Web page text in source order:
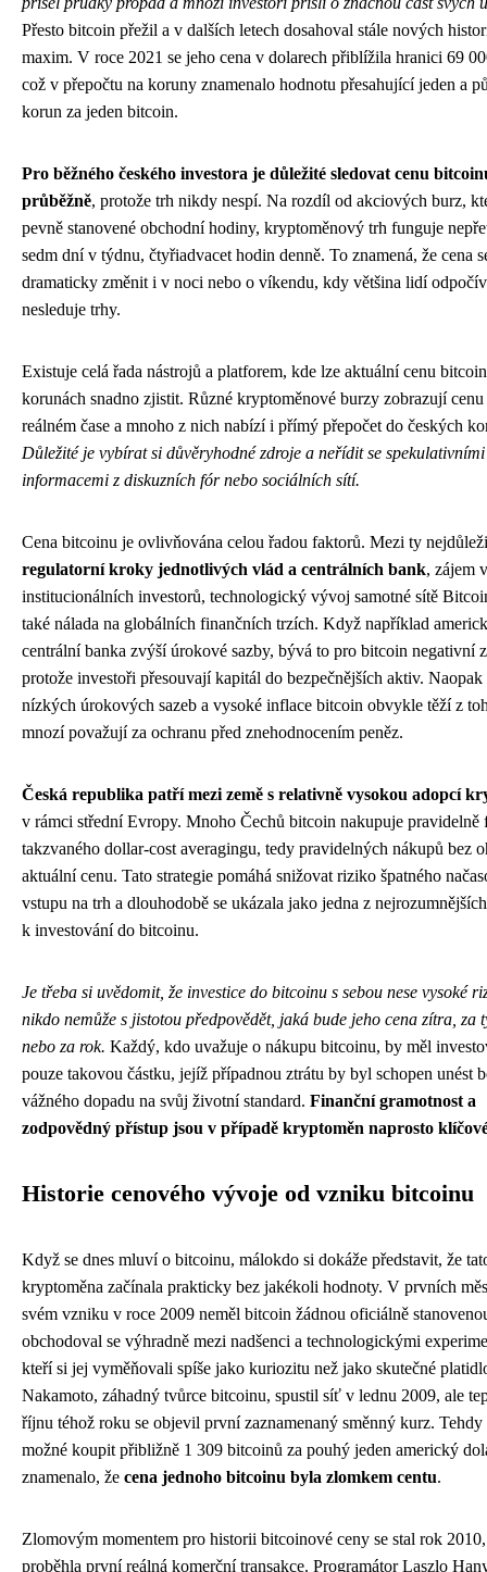
Přesto bitcoin přežil a v dalších letech dosahoval stále nových
maxim. V roce 2021 se jeho cena v dolarech přiblížila hranici 69
což v přepočtu na koruny znamenalo hodnotu přesahující jeden a
korun za jeden bitcoin.
Pro běžného českého investora je důležité sledovat cenu
průběžně, protože trh nikdy nespí. Na rozdíl od akciových burz,
pevně stanovené obchodní hodiny, kryptoměnový trh funguje
sedm dní v týdnu, čtyřiadvacet hodin denně. To znamená, že cena
dramaticky změnit i v noci nebo o víkendu, kdy většina lidí
nesleduje trhy.
Existuje celá řada nástrojů a platforem, kde lze aktuální cenu
korunách snadno zjistit. Různé kryptoměnové burzy zobrazují
reálném čase a mnoho z nich nabízí i přímý přepočet do českých
Důležité je vybírat si důvěryhodné zdroje a neřídit se spekulativními
informacemi z diskuzních fór nebo sociálních sítí.
Cena bitcoinu je ovlivňována celou řadou faktorů. Mezi ty
regulatorní kroky jednotlivých vlád a centrálních bank, zájem
institucionálních investorů, technologický vývoj samotné sítě
také nálada na globálních finančních trzích. Když například
centrální banka zvýší úrokové sazby, bývá to pro bitcoin negativní
protože investoři přesouvají kapitál do bezpečnějších aktiv.
nízkých úrokových sazeb a vysoké inflace bitcoin obvykle těží z
mnozí považují za ochranu před znehodnocením peněz.
Česká republika patří mezi země s relativně vysokou adopcí
v rámci střední Evropy. Mnoho Čechů bitcoin nakupuje pravidelně
takzvaného dollar-cost averagingu, tedy pravidelných nákupů bez
aktuální cenu. Tato strategie pomáhá snižovat riziko špatného
vstupu na trh a dlouhodobě se ukázala jako jedna z
k investování do bitcoinu.
Je třeba si uvědomit, že investice do bitcoinu s sebou nese vysoké
nikdo nemůže s jistotou předpovědět, jaká bude jeho cena zítra, za
nebo za rok. Každý, kdo uvažuje o nákupu bitcoinu, by měl
pouze takovou částku, jejíž případnou ztrátu by byl schopen unést
vážného dopadu na svůj životní standard. Finanční gramotnost a
zodpovědný přístup jsou v případě kryptoměn naprosto
Historie cenového vývoje od vzniku bitcoinu
Když se dnes mluví o bitcoinu, málokdo si dokáže představit, že
kryptoměna začínala prakticky bez jakékoli hodnoty. V prvních
svém vzniku v roce 2009 neměl bitcoin žádnou oficiálně
obchodoval se výhradně mezi nadšenci a technologickými
kteří si jej vyměňovali spíše jako kuriozitu než jako skutečné
Nakamoto, záhadný tvůrce bitcoinu, spustil síť v lednu 2009, ale
říjnu téhož roku se objevil první zaznamenaný směnný kurz.
možné koupit přibližně 1 309 bitcoinů za pouhý jeden americký
znamenalo, že cena jednoho bitcoinu byla zlomkem centu.
Zlomovým momentem pro historii bitcoinové ceny se stal rok
proběhla první reálná komerční transakce. Programátor Laszlo